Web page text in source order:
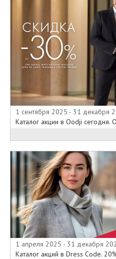
1 сентября 2025 - 31 декабря
Каталог акции в Oodji сегодня.
1 апреля 2025 - 31 декабря
Каталог акций в Dress Code.